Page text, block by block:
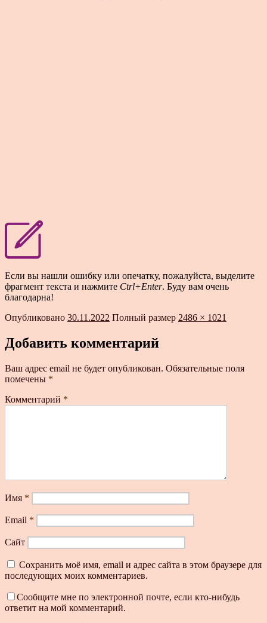
Если вы нашли ошибку или опечатку, пожалуйста, выделите
фрагмент текста и нажмите Ctrl+Enter. Буду вам очень
благодарна!
Опубликовано 30.11.2022 Полный размер 2486 × 1021
Добавить комментарий
Ваш адрес email не будет опубликован. Обязательные поля
помечены *
Комментарий *
Имя *
Email *
Сайт
Сохранить моё имя, email и адрес сайта в этом браузере для
последующих моих комментариев.
Сообщите мне по электронной почте, если кто-нибудь
ответит на мой комментарий.